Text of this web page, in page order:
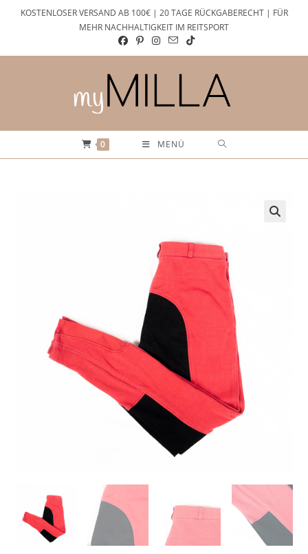
KOSTENLOSER VERSAND AB 100€ | 20 TAGE RÜCKGABERECHT | FÜR
MEHR NACHHALTIGKEIT IM REITSPORT
0 MENÜ